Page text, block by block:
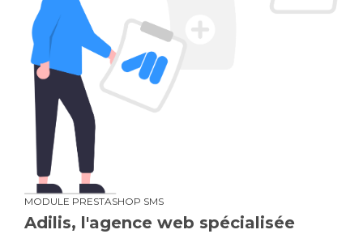
MODULE PRESTASHOP SMS
Adilis, l'agence web spécialisée